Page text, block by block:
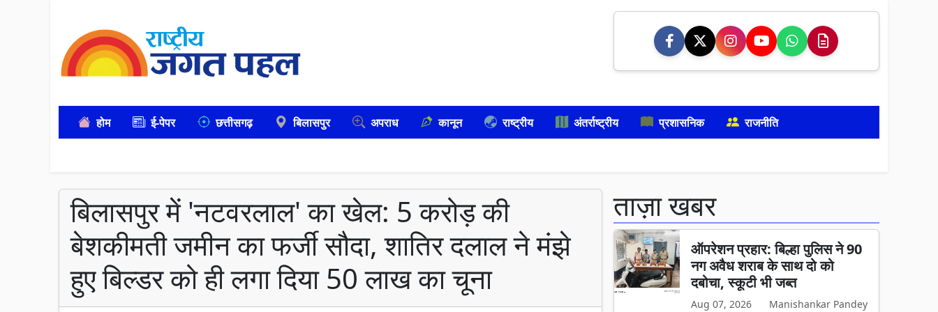
होम ई-पेपर छत्तीसगढ़ बिलासपुर अपराध कानून राष्ट्रीय अंतर्राष्ट्रीय प्रशासनिक राजनीति
बिलासपुर में 'नटवरलाल' का खेल: 5 करोड़ की
बेशकीमती जमीन का फर्जी सौदा, शातिर दलाल ने मंझे
हुए बिल्डर को ही लगा दिया 50 लाख का चूना
ताज़ा खबर
ऑपरेशन प्रहार: बिल्हा पुलिस ने 90
नग अवैध शराब के साथ दो को
दबोचा, स्कूटी भी जब्त
Aug 07, 2026 Manishankar Pandey